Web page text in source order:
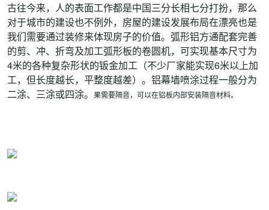
古往今来，人的表面工作都是中国三分长相七分打扮，那么
对于城市的建设也不例外，房屋的建设发展布局在漂亮也是
我们需要通过装修来体现房子的价值。弧形铝方通配套完善
的剪、冲、折弯及加工弧形板的卷圆机，可实现基本尺寸为
4米的各种复杂形状的钣金加工（不少厂家能实现6米以上加
工，但长度越长，平整度越差）。铝幕墙喷涂过程一般分为
二涂、三涂或四涂。 果需要隔音，可以在铝板内部安装隔音材料。